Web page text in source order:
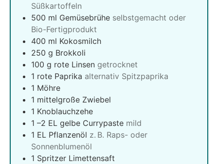
Süßkartoffeln
500 ml Gemüsebrühe selbstgemacht oder
Bio-Fertigprodukt
400 ml Kokosmilch
250 g Brokkoli
100 g rote Linsen getrocknet
1 rote Paprika alternativ Spitzpaprika
1 Möhre
1 mittelgroße Zwiebel
1 Knoblauchzehe
1 –2 EL gelbe Currypaste mild
1 EL Pflanzenöl z. B. Raps- oder
Sonnenblumenöl
1 Spritzer Limettensaft